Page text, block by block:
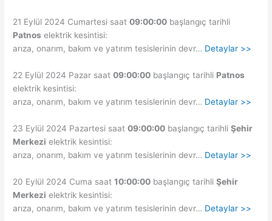
21 Eylül 2024 Cumartesi saat09:00:00 başlangıç tarihli
Patnos elektrik kesintisi:
arıza, onarım, bakım ve yatırım tesislerinin devr… Detaylar >>
22 Eylül 2024 Pazar saat09:00:00 başlangıç tarihli Patnos
elektrik kesintisi:
arıza, onarım, bakım ve yatırım tesislerinin devr… Detaylar >>
23 Eylül 2024 Pazartesi saat09:00:00 başlangıç tarihliŞehir
Merkezi elektrik kesintisi:
arıza, onarım, bakım ve yatırım tesislerinin devr… Detaylar >>
20 Eylül 2024 Cuma saat10:00:00 başlangıç tarihliŞehir
Merkezi elektrik kesintisi:
arıza, onarım, bakım ve yatırım tesislerinin devr… Detaylar >>